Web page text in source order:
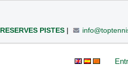
RESERVES PISTES|